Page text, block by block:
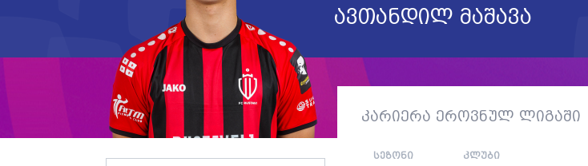
ავთანდილ მაშავა
კარიერა ეროვნულ ლიგაში
სეზონი კლუბი